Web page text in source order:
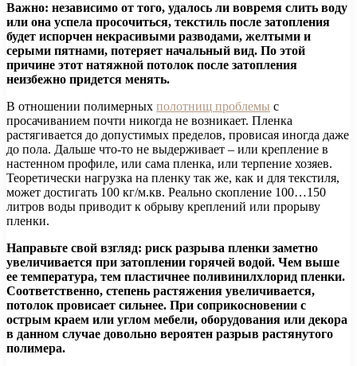
Важно: независимо от того, удалось ли вовремя слить воду
или она успела просочиться, текстиль после затопления
будет испорчен некрасивыми разводами, желтыми и
серыми пятнами, потеряет начальный вид. По этой
причине этот натяжной потолок после затопления
неизбежно придется менять.
В отношении полимерных полотнищ проблемы с
просачиванием почти никогда не возникает. Пленка
растягивается до допустимых пределов, провисая иногда даже
до пола. Дальше что-то не выдерживает – или крепление в
настенном профиле, или сама пленка, или терпение хозяев.
Теоретически нагрузка на пленку так же, как и для текстиля,
может достигать 100 кг/м.кв. Реально скопление 100…150
литров воды приводит к обрыву креплений или прорыву
пленки.
Направьте свой взгляд: риск разрыва пленки заметно
увеличивается при затоплении горячей водой. Чем выше
ее температура, тем пластичнее поливинилхлорид пленки.
Соответственно, степень растяжения увеличивается,
потолок провисает сильнее. При соприкосновении с
острым краем или углом мебели, оборудования или декора
в данном случае довольно вероятен разрыв растянутого
полимера.